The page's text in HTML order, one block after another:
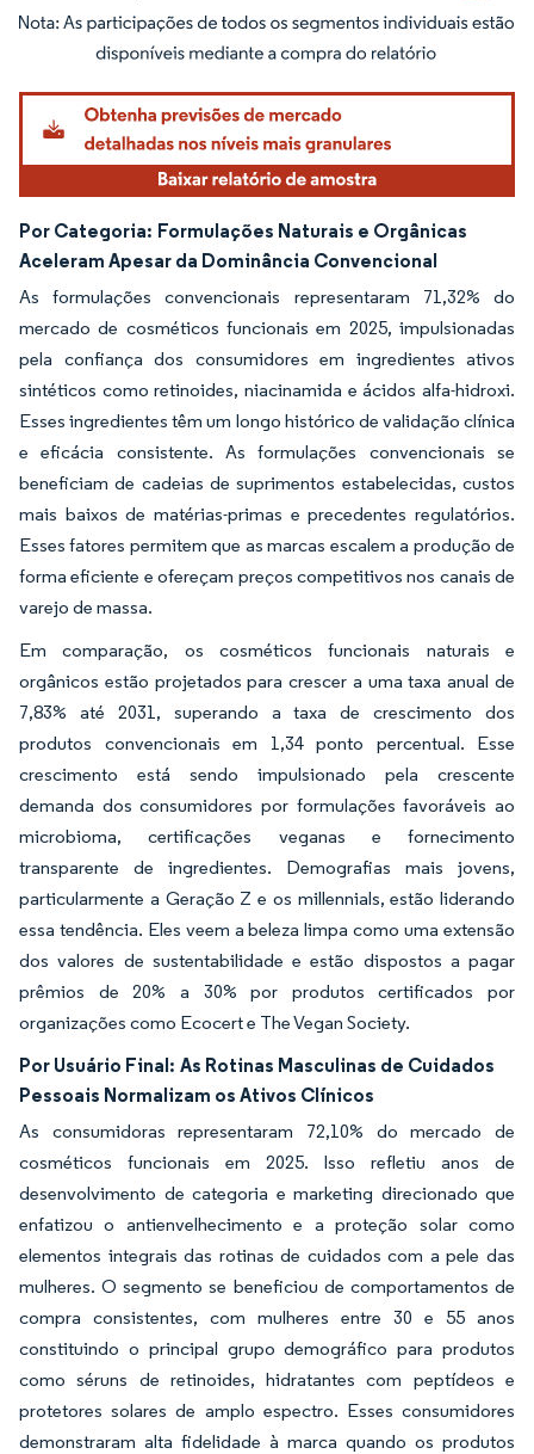
Imagem © Mordor Intelligence. O reuso requer atribuição conforme CC BY 4.0.
Por Categoria: Formulações Naturais e Orgânicas
Aceleram Apesar da Dominância Convencional
As formulações convencionais representaram 71,32% do
mercado de cosméticos funcionais em 2025, impulsionadas
pela confiança dos consumidores em ingredientes ativos
sintéticos como retinoides, niacinamida e ácidos alfa-hidroxi.
Esses ingredientes têm um longo histórico de validação clínica
e eficácia consistente. As formulações convencionais se
beneficiam de cadeias de suprimentos estabelecidas, custos
mais baixos de matérias-primas e precedentes regulatórios.
Esses fatores permitem que as marcas escalem a produção de
forma eficiente e ofereçam preços competitivos nos canais de
varejo de massa.
Em comparação, os cosméticos funcionais naturais e
orgânicos estão projetados para crescer a uma taxa anual de
7,83% até 2031, superando a taxa de crescimento dos
produtos convencionais em 1,34 ponto percentual. Esse
crescimento está sendo impulsionado pela crescente
demanda dos consumidores por formulações favoráveis ao
microbioma, certificações veganas e fornecimento
transparente de ingredientes. Demografias mais jovens,
particularmente a Geração Z e os millennials, estão liderando
essa tendência. Eles veem a beleza limpa como uma extensão
dos valores de sustentabilidade e estão dispostos a pagar
prêmios de 20% a 30% por produtos certificados por
organizações como Ecocert e The Vegan Society.
Por Usuário Final: As Rotinas Masculinas de Cuidados
Pessoais Normalizam os Ativos Clínicos
As consumidoras representaram 72,10% do mercado de
cosméticos funcionais em 2025. Isso refletiu anos de
desenvolvimento de categoria e marketing direcionado que
enfatizou o antienvelhecimento e a proteção solar como
elementos integrais das rotinas de cuidados com a pele das
mulheres. O segmento se beneficiou de comportamentos de
compra consistentes, com mulheres entre 30 e 55 anos
constituindo o principal grupo demográfico para produtos
como séruns de retinoides, hidratantes com peptídeos e
protetores solares de amplo espectro. Esses consumidores
demonstraram alta fidelidade à marca quando os produtos